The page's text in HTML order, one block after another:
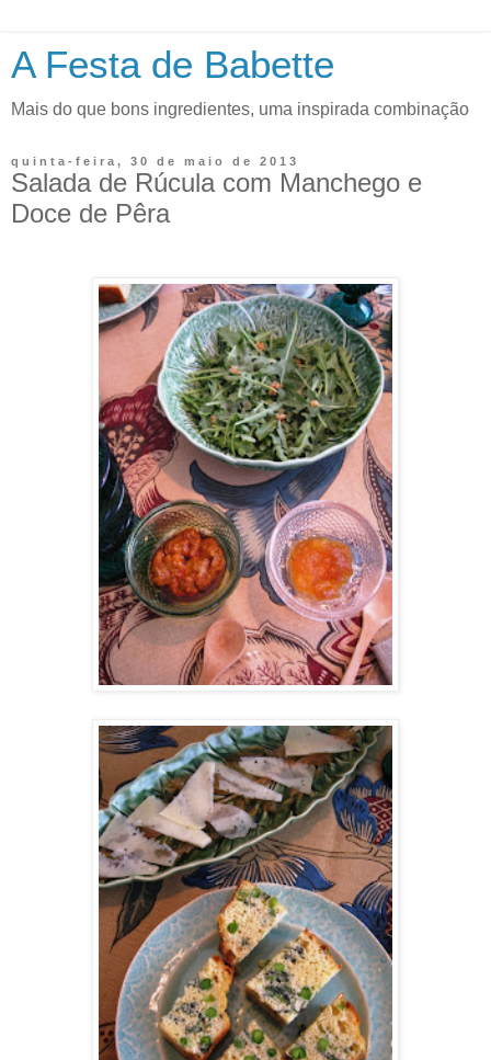
A Festa de Babette
Mais do que bons ingredientes, uma inspirada combinação
quinta-feira, 30 de maio de 2013
Salada de Rúcula com Manchego e
Doce de Pêra